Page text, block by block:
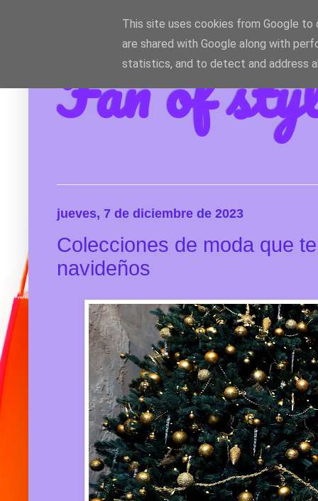
Fan of
jueves, 7 de diciembre de 2023
Colecciones de moda que
navideños
This site uses cookies from Google to
are shared with Google along with
statistics, and to detect and address